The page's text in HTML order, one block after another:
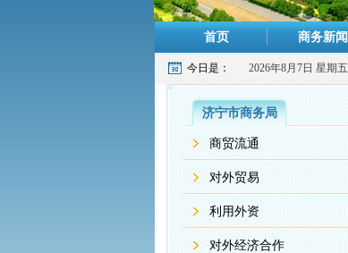
首页 商务新闻
今日是： 2026年8月7日 星期五
济宁市商务局
商贸流通
对外贸易
利用外资
对外经济合作